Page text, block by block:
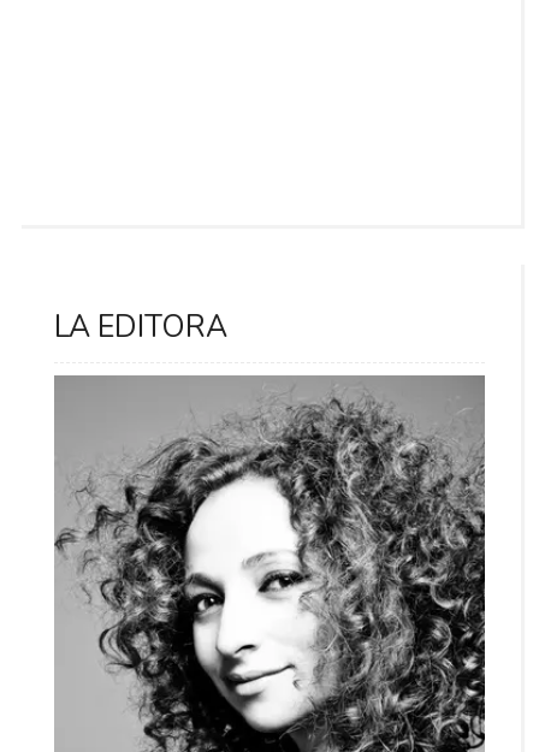
LA EDITORA